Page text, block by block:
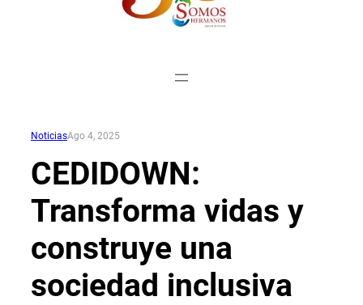
NoticiasAgo 4, 2025
CEDIDOWN:
Transforma vidas y
construye una
sociedad inclusiva